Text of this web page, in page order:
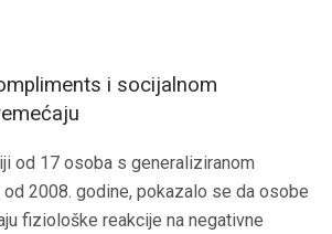
i socijalnom
od 17 osoba s generaliziranom
2008. godine, pokazalo se da osobe
fiziološke reakcije na negativne